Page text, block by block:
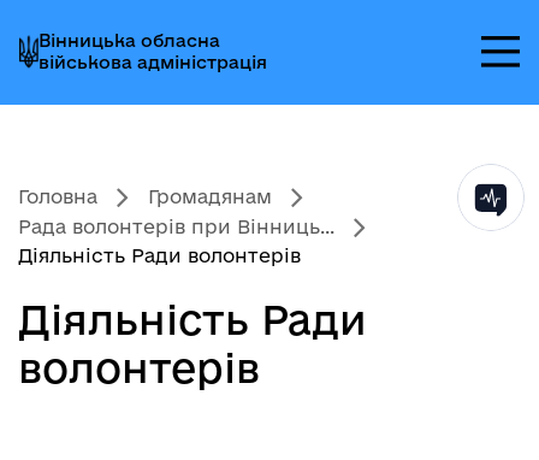
до
головного
меню
до
головного
вмісту
до
головного
колонтитула
Вінницька обласна
військова адміністрація
Головна
Громадянам
Рада волонтерів при Вінниць...
Діяльність Ради волонтерів
Діяльність Ради
волонтерів